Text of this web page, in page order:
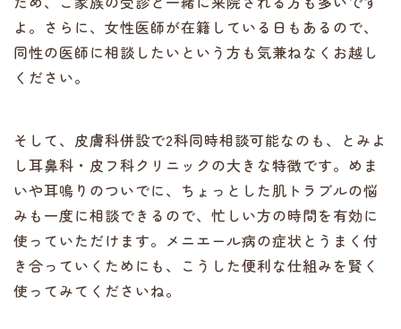
よ。さらに、女性医師が在籍している日もあるので、
同性の医師に相談したいという方も気兼ねなくお越し
ください。
そして、皮膚科併設で2科同時相談可能なのも、とみよ
し耳鼻科・皮フ科クリニックの大きな特徴です。めま
いや耳鳴りのついでに、ちょっとした肌トラブルの悩
みも一度に相談できるので、忙しい方の時間を有効に
使っていただけます。メニエール病の症状とうまく付
き合っていくためにも、こうした便利な仕組みを賢く
使ってみてくださいね。